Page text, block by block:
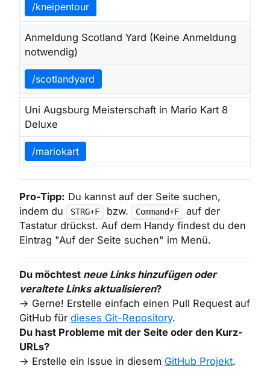
/kneipentour
Anmeldung Scotland Yard (Keine Anmeldung
notwendig)
/scotlandyard
Uni Augsburg Meisterschaft in Mario Kart 8
Deluxe
/mariokart
Pro-Tipp: Du kannst auf der Seite suchen,
indem du
STRG+F bzw. Command+F
auf der
Tastatur drückst. Auf dem Handy findest du den
Eintrag "Auf der Seite suchen" im Menü.
Du möchtest neue Links hinzufügen oder
veraltete Links aktualisieren?
Gerne! Erstelle einfach einen Pull Request auf
GitHub für dieses Git-Repository.
Du hast Probleme mit der Seite oder den Kurz-
URLs?
Erstelle ein Issue in diesem GitHub Projekt.